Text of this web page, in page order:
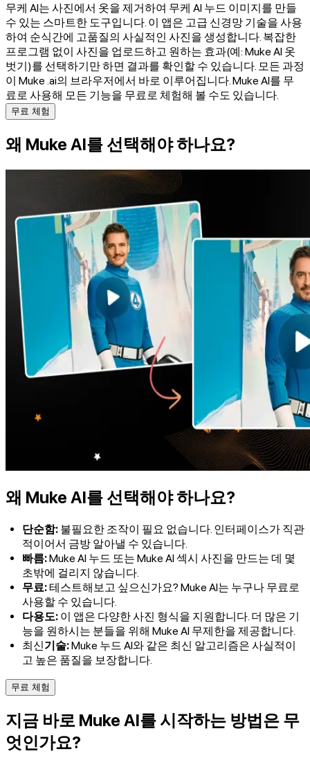
무케 AI는 사진에서 옷을 제거하여 무케 AI 누드 이미지를 만들
수 있는 스마트한 도구입니다. 이 앱은 고급 신경망 기술을 사용
하여 순식간에 고품질의 사실적인 사진을 생성합니다. 복잡한
프로그램 없이 사진을 업로드하고 원하는 효과(예: Muke AI 옷
벗기)를 선택하기만 하면 결과를 확인할 수 있습니다. 모든 과정
이 Muke .ai의 브라우저에서 바로 이루어집니다. Muke AI를 무
료로 사용해 모든 기능을 무료로 체험해 볼 수도 있습니다.
무료 체험
왜 Muke AI를 선택해야 하나요?
왜 Muke AI를 선택해야 하나요?
단순함: 불필요한 조작이 필요 없습니다. 인터페이스가 직관
적이어서 금방 알아낼 수 있습니다.
빠름:Muke AI 누드 또는 Muke AI 섹시 사진을 만드는 데 몇
초밖에 걸리지 않습니다.
무료:테스트해보고 싶으신가요? Muke AI는 누구나 무료로
사용할 수 있습니다.
다용도: 이 앱은 다양한 사진 형식을 지원합니다. 더 많은 기
능을 원하시는 분들을 위해 Muke AI 무제한을 제공합니다.
최신기술:Muke 누드 AI와 같은 최신 알고리즘은 사실적이
고 높은 품질을 보장합니다.
무료 체험
지금 바로 Muke AI를 시작하는 방법은 무
엇인가요?